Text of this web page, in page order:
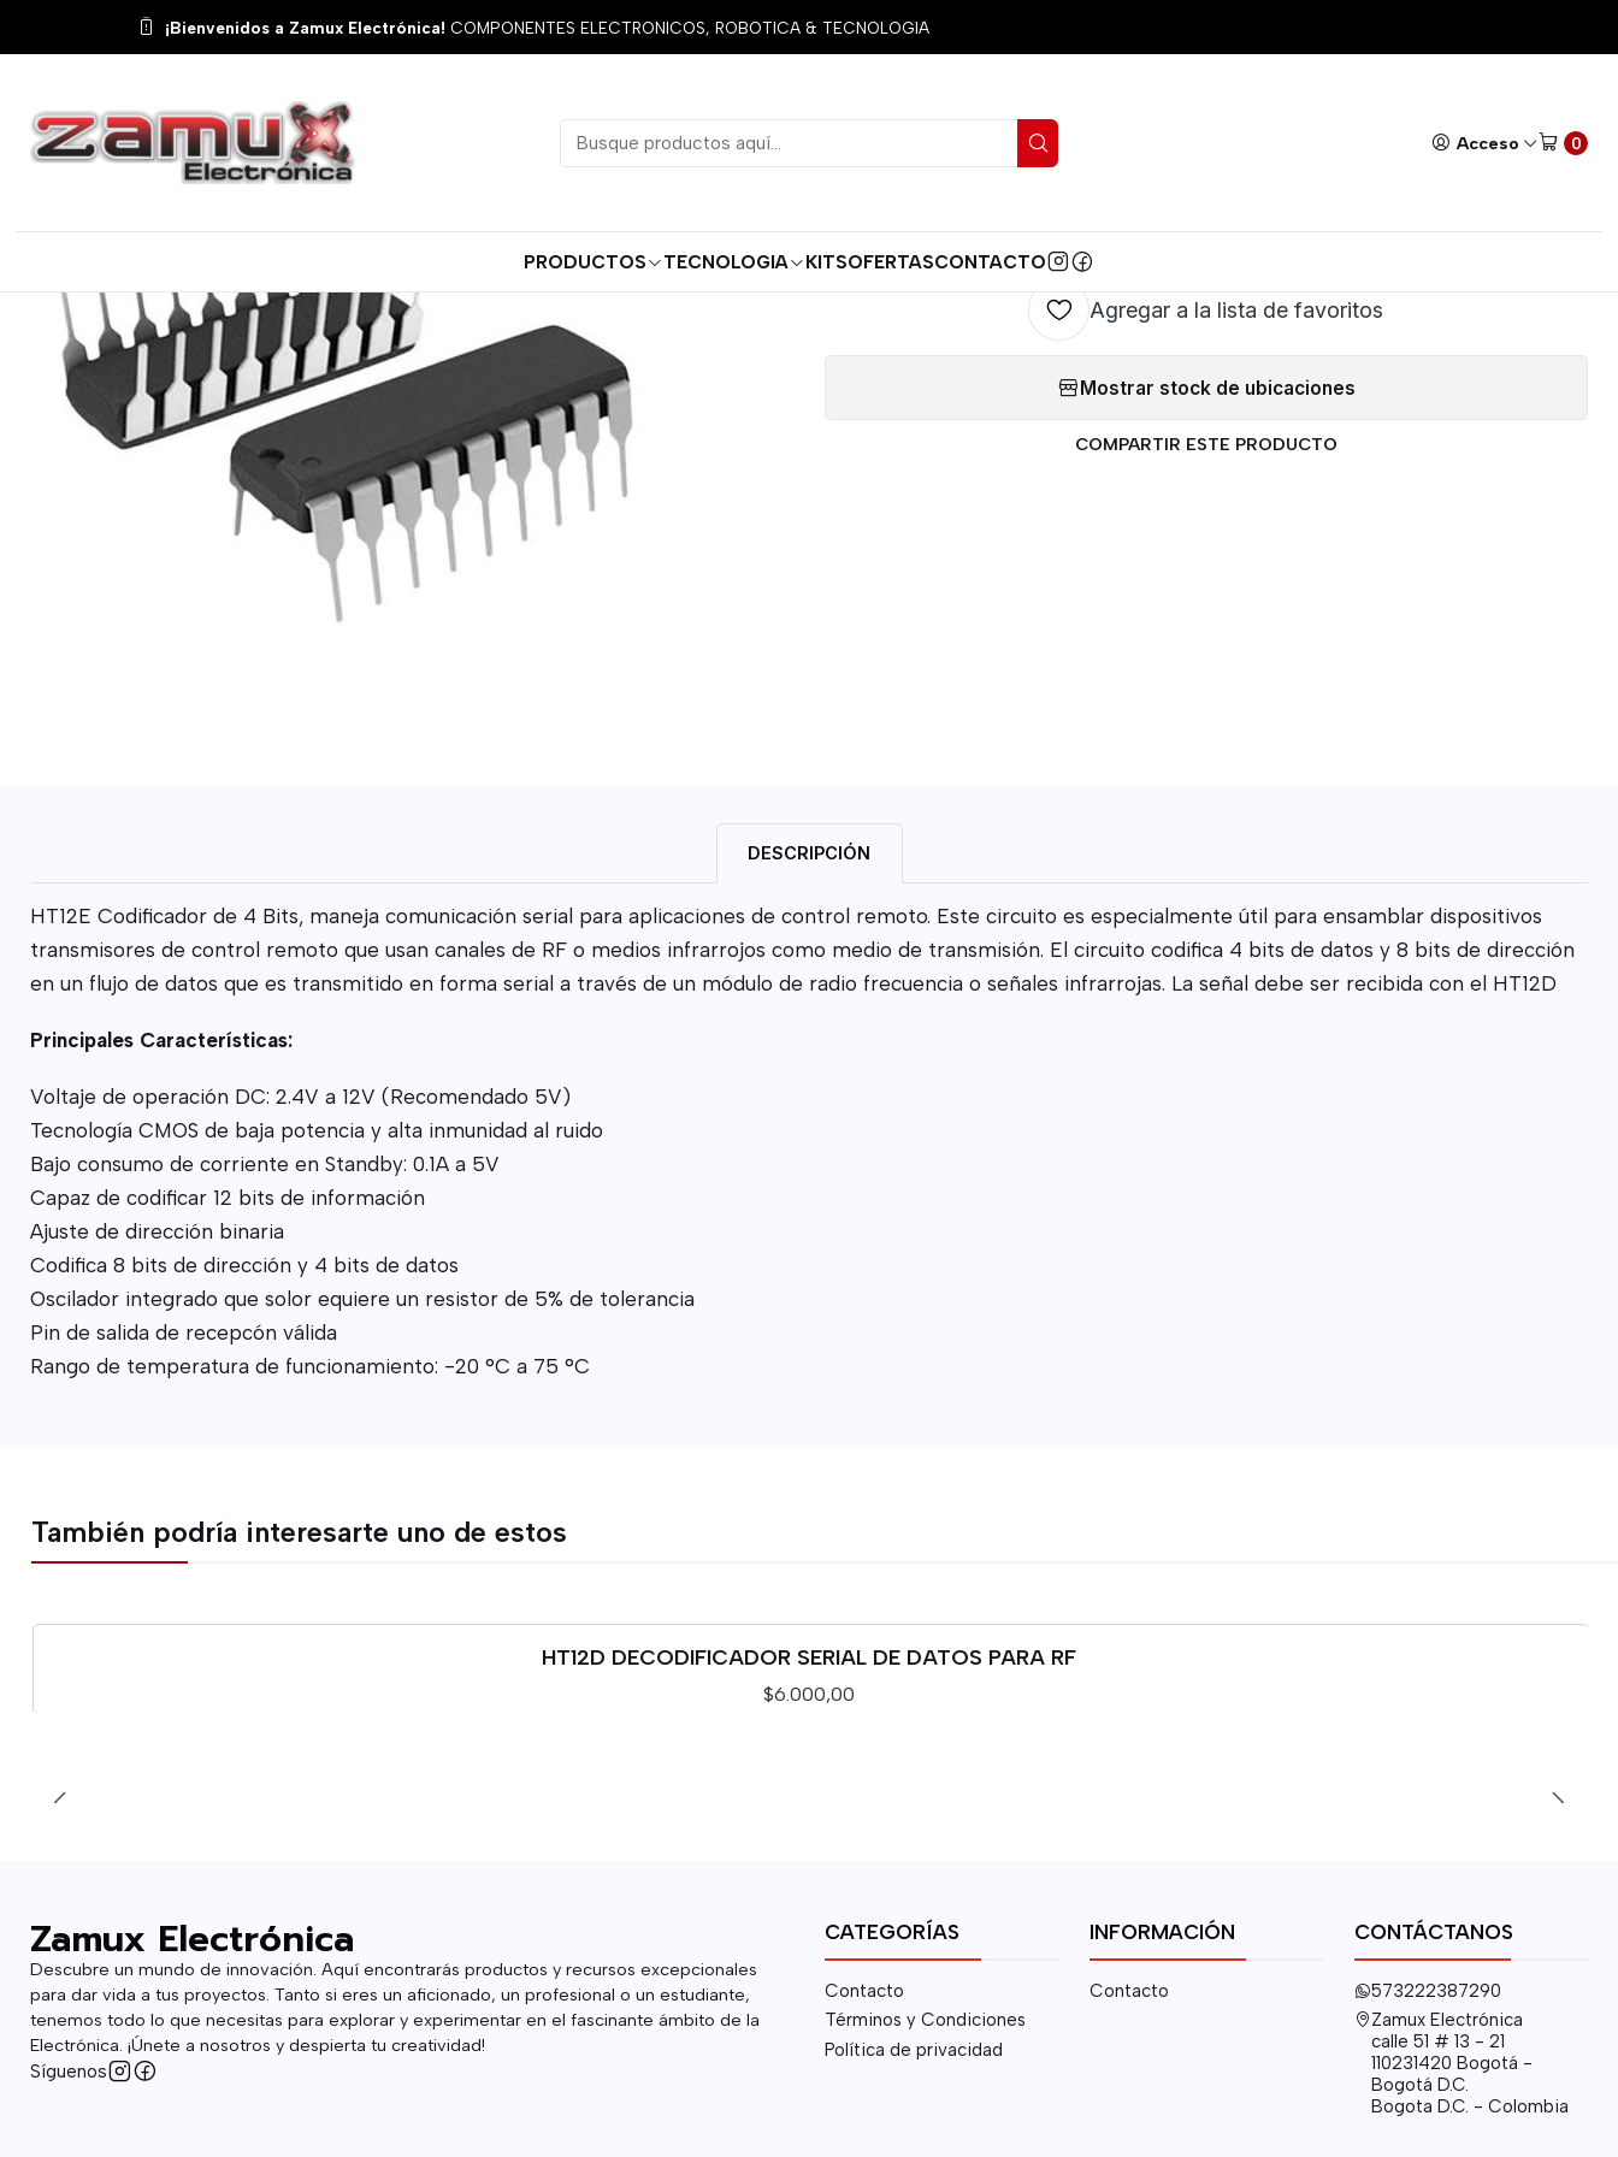
Acceso 0
PRODUCTOS TECNOLOGIA KITSOFERTASCONTACTO
¡Bienvenidos a Zamux Electrónica! COMPONENTES ELECTRONICOS, ROBOTICA & TECNOLOGIA
Inicio Productos Semiconductores Circuitos Integrados Varios HT12E codificador serial de datos para RF
HT12E codificador serial de datos para
Cantidad
AGREGAR AL CARRITO COMPRAR AHORA
Agregar a la lista de favoritos
Mostrar stock de ubicaciones
COMPARTIR ESTE PRODUCTO
DESCRIPCIÓN
HT12E Codificador de 4 Bits, maneja comunicación serial para aplicaciones de control remoto. Este circuito es especialmente útil para ensamblar dispositivos
transmisores de control remoto que usan canales de RF o medios infrarrojos como medio de transmisión. El circuito codifica 4 bits de datos y 8 bits de dirección
en un flujo de datos que es transmitido en forma serial a través de un módulo de radio frecuencia o señales infrarrojas. La señal debe ser recibida con el HT12D
Principales Características:
Voltaje de operación DC: 2.4V a 12V (Recomendado 5V)
Tecnología CMOS de baja potencia y alta inmunidad al ruido
Bajo consumo de corriente en Standby: 0.1A a 5V
Capaz de codificar 12 bits de información
Ajuste de dirección binaria
Codifica 8 bits de dirección y 4 bits de datos
Oscilador integrado que solor equiere un resistor de 5% de tolerancia
Pin de salida de recepcón válida
Rango de temperatura de funcionamiento: -20 °C a 75 °C
También podría interesarte uno de estos
HT12D DECODIFICADOR SERIAL DE DATOS PARA RF
$6.000,00
Zamux Electrónica
Descubre un mundo de innovación. Aquí encontrarás productos y recursos excepcionales
para dar vida a tus proyectos. Tanto si eres un aficionado, un profesional o un estudiante,
tenemos todo lo que necesitas para explorar y experimentar en el fascinante ámbito de la
Electrónica. ¡Únete a nosotros y despierta tu creatividad!
Síguenos
CATEGORÍAS
Contacto
Términos y Condiciones
Política de privacidad
INFORMACIÓN
Contacto
CONTÁCTANOS
573222387290
Zamux Electrónica
calle 51 # 13 - 21
110231420 Bogotá -
Bogotá D.C.
Bogota D.C. - Colombia